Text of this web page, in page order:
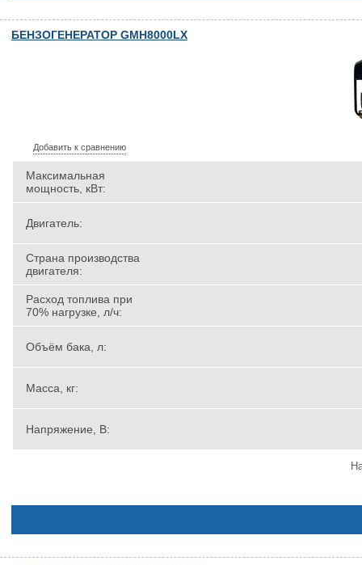
БЕНЗОГЕНЕРАТОР GMH8000LX
Добавить к сравнению
Максимальная
мощность, кВт:
Двигатель:
Страна производства
двигателя:
Расход топлива при
70% нагрузке, л/ч:
Объём бака, л:
Масса, кг:
Напряжение, В: